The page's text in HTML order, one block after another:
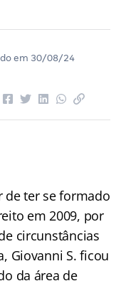
em 30/08/24
de ter se formado
em 2009, por
circunstâncias
Giovanni S. ficou
da área de